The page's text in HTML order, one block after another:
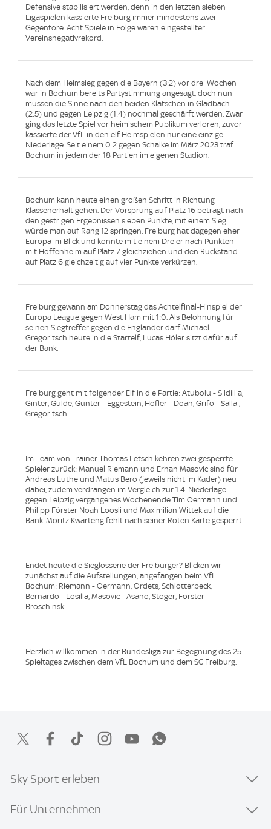
Defensive stabilisiert werden, denn in den letzten sieben
Ligaspielen kassierte Freiburg immer mindestens zwei
Gegentore. Acht Spiele in Folge wären eingestellter
Vereinsnegativrekord.
Nach dem Heimsieg gegen die Bayern (3:2) vor drei Wochen
war in Bochum bereits Partystimmung angesagt, doch nun
müssen die Sinne nach den beiden Klatschen in Gladbach
(2:5) und gegen Leipzig (1:4) nochmal geschärft werden. Zwar
ging das letzte Spiel vor heimischem Publikum verloren, zuvor
kassierte der VfL in den elf Heimspielen nur eine einzige
Niederlage. Seit einem 0:2 gegen Schalke im März 2023 traf
Bochum in jedem der 18 Partien im eigenen Stadion.
Bochum kann heute einen großen Schritt in Richtung
Klassenerhalt gehen. Der Vorsprung auf Platz 16 beträgt nach
den gestrigen Ergebnissen sieben Punkte, mit einem Sieg
würde man auf Rang 12 springen. Freiburg hat dagegen eher
Europa im Blick und könnte mit einem Dreier nach Punkten
mit Hoffenheim auf Platz 7 gleichziehen und den Rückstand
auf Platz 6 gleichzeitig auf vier Punkte verkürzen.
Freiburg gewann am Donnerstag das Achtelfinal-Hinspiel der
Europa League gegen West Ham mit 1:0. Als Belohnung für
seinen Siegtreffer gegen die Engländer darf Michael
Gregoritsch heute in die Startelf, Lucas Höler sitzt dafür auf
der Bank.
Freiburg geht mit folgender Elf in die Partie: Atubolu - Sildillia,
Ginter, Gulde, Günter - Eggestein, Höfler - Doan, Grifo - Sallai,
Gregoritsch.
Im Team von Trainer Thomas Letsch kehren zwei gesperrte
Spieler zurück: Manuel Riemann und Erhan Masovic sind für
Andreas Luthe und Matus Bero (jeweils nicht im Kader) neu
dabei, zudem verdrängen im Vergleich zur 1:4-Niederlage
gegen Leipzig vergangenes Wochenende Tim Oermann und
Philipp Förster Noah Loosli und Maximilian Wittek auf die
Bank. Moritz Kwarteng fehlt nach seiner Roten Karte gesperrt.
Endet heute die Sieglosserie der Freiburger? Blicken wir
zunächst auf die Aufstellungen, angefangen beim VfL
Bochum: Riemann - Oermann, Ordets, Schlotterbeck,
Bernardo - Losilla, Masovic - Asano, Stöger, Förster -
Broschinski.
Herzlich willkommen in der Bundesliga zur Begegnung des 25.
Spieltages zwischen dem VfL Bochum und dem SC Freiburg.
Sky Sport erleben
Für Unternehmen